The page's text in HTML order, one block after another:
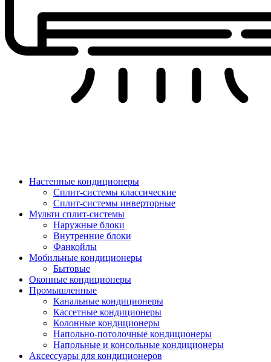
Настенные кондиционеры
Сплит-системы классические
Сплит-системы инверторные
Мульти сплит-системы
Наружные блоки
Внутренние блоки
Фанкойлы
Мобильные кондиционеры
Бытовые
Оконные кондиционеры
Промышленные
Канальные кондиционеры
Кассетные кондиционеры
Колонные кондиционеры
Напольно-потолочные кондиционеры
Напольные и консольные кондиционеры
Аксессуары для кондиционеров